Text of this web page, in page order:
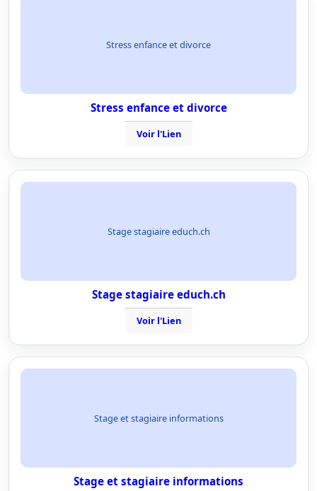
Stress enfance et divorce
Stress enfance et divorce
Voir l'Lien
Stage stagiaire educh.ch
Stage stagiaire educh.ch
Voir l'Lien
Stage et stagiaire informations
Stage et stagiaire informations